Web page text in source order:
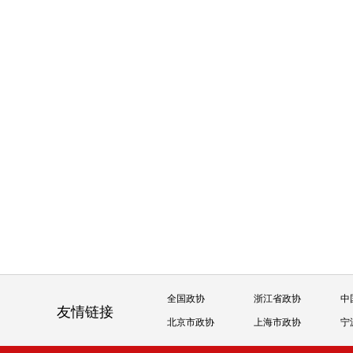
友情链接
全国政协 浙江省政协 中
北京市政协 上海市政协 宁